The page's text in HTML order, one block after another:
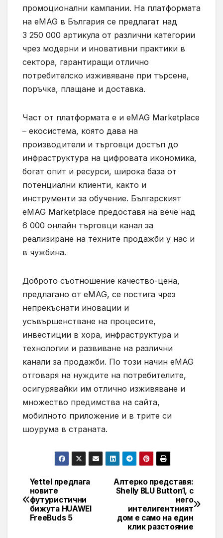
промоционални кампании. На платформата
на eMAG в България се предлагат над
3 250 000 артикула от различни категории
чрез модерни и иновативни практики в
сектора, гарантиращи отлично
потребителско изживяване при търсене,
поръчка, плащане и доставка.
Част от платформата е и eMAG Marketplace
– екосистема, която дава на
производители и търговци достъп до
инфраструктура на цифровата икономика,
богат опит и ресурси, широка база от
потенциални клиенти, както и
инструменти за обучение. Българският
eMAG Marketplace предоставя на вече над
6 000 онлайн търговци канал за
реализиране на техните продажби у нас и
в чужбина.
Доброто съотношение качество-цена,
предлагано от eMAG, се постига чрез
непрекъснати иновации и
усъвършенстване на процесите,
инвестиции в хора, инфраструктура и
технологии и развиване на различни
канали за продажби. По този начин eMAG
отговаря на нуждите на потребителите,
осигурявайки им отлично изживяване и
множество предимства на сайта,
мобилното приложение и в трите си
шоурума в страната.
Навигация
Алтерко представя:
Shelly BLU Button1, с
него
интелигентният
дом е само на един
клик разстояние
Yettel предлага
новите
футуристични
бижута HUAWEI
FreeBuds 5